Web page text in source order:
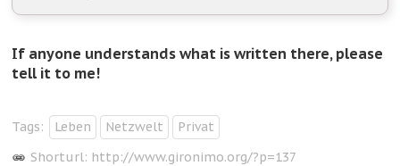
If anyone understands what is written there, please
tell it to me!
Tags: Leben Netzwelt
Privat
Shorturl: http://www.gironimo.org/?p=137